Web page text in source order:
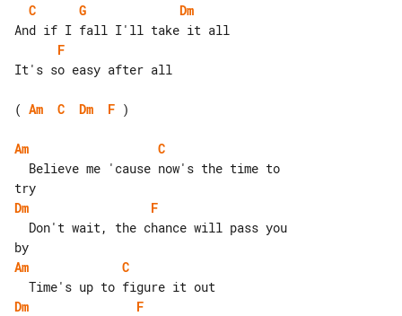
C
G
Dm
F
It's so easy after all
( Am C Dm F )
Am
C
Dm
F
Am
C
Dm
F